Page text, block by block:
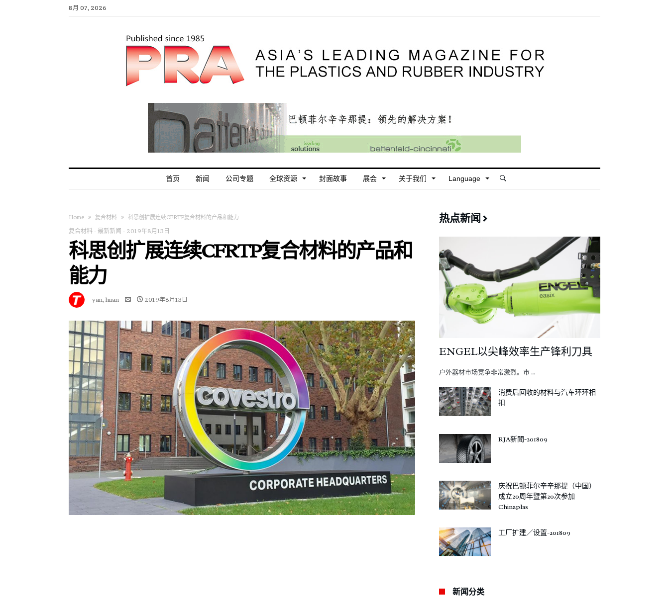
8月 07, 2026
首页 新闻 公司专题 全球资源 封面故事 展会 关于我们 Language
Home 复合材料 科思创扩展连续CFRTP复合材料的产品和能力
复合材料 - 最新新闻 - 2019年8月13日
科思创扩展连续CFRTP复合材料的产品和
能力
yan, huan 2019年8月13日
热点新闻
ENGEL以尖峰效率生产锋利刀具
户外器材市场竞争非常激烈。市 …
消费后回收的材料与汽车环环相
扣
RJA新聞-201809
庆祝巴顿菲尔辛辛那提（中国）
成立20周年暨第20次参加
Chinaplas
工厂扩建／设置-201809
新闻分类